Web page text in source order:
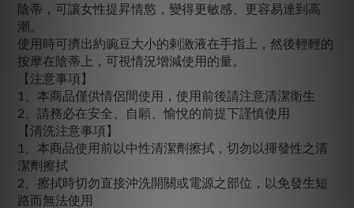
陰蒂，可讓女性提昇情慾，變得更敏感、更容易達到高
潮。
使用時可擠出約豌豆大小的剌激液在手指上，然後輕輕的
按摩在陰蒂上，可視情況增減使用的量。
【注意事項】
1、本商品僅供情侶間使用，使用前後請注意清潔衛生
2、請務必在安全、自願、愉悅的前提下謹慎使用
【清洗注意事項】
1、本商品使用前以中性清潔劑擦拭，切勿以揮發性之清
潔劑擦拭
2、擦拭時切勿直接沖洗開關或電源之部位，以免發生短
路而無法使用